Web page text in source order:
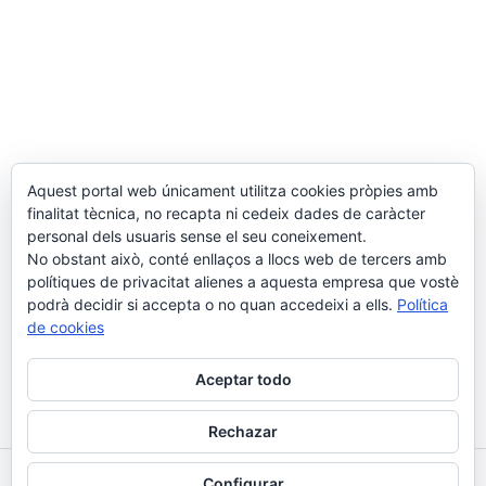
Horari
Dilluns-divendres: 9-13h i 15-18:30h
® maspastoret, 2026 | Disseny:www.gecko.cat
Aquest portal web únicament utilitza cookies pròpies amb
finalitat tècnica, no recapta ni cedeix dades de caràcter
personal dels usuaris sense el seu coneixement.
No obstant això, conté enllaços a llocs web de tercers amb
polítiques de privacitat alienes a aquesta empresa que vostè
podrà decidir si accepta o no quan accedeixi a ells. Política
de cookies
Aceptar todo
Rechazar